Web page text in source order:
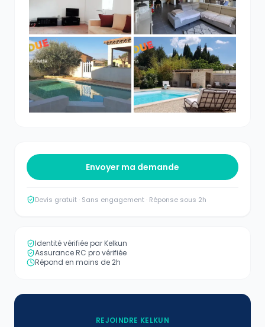
Envoyer ma demande
Devis gratuit · Sans engagement · Réponse sous 2h
Identité vérifiée par Kelkun
Assurance RC pro vérifiée
Répond en moins de 2h
REJOINDRE KELKUN